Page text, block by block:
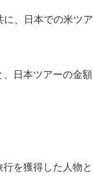
、日本での米ツア
日本ツアーの金額
を獲得した人物と